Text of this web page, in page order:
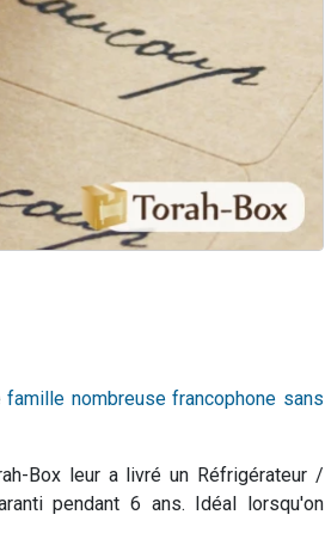
famille nombreuse francophone sans
Box leur a livré un Réfrigérateur /
pendant 6 ans. Idéal lorsqu'on